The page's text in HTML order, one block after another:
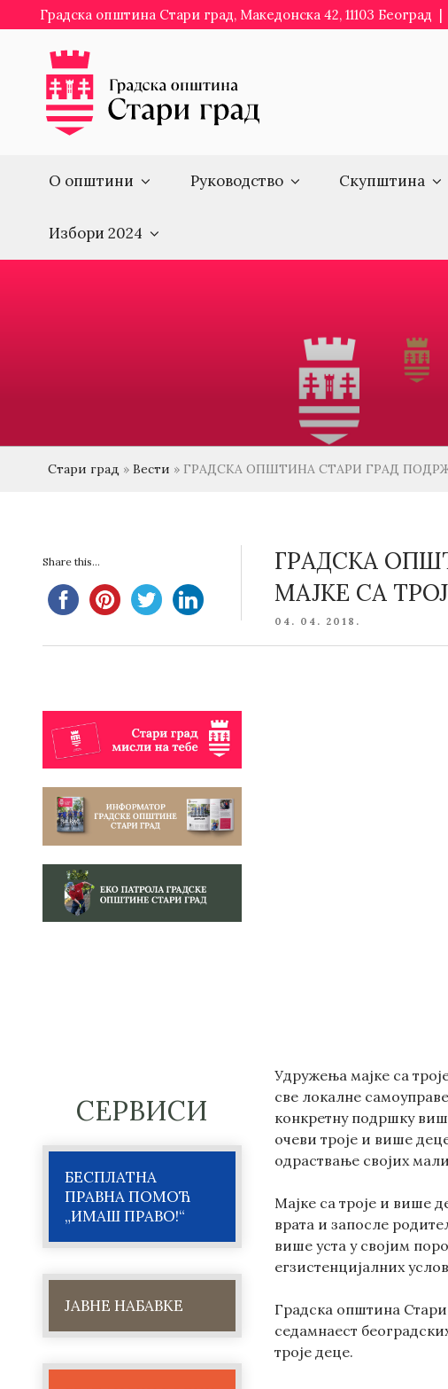
to
content
Градска општина Стари град, Македонска 42, 11103
О општини Руководство Скупштина
Избори 2024
Стари град » Вести » ГРАДСКА ОПШТИНА СТАРИ ГРАД
Share this...
ГРАДСКА
МАЈКЕ СА
POSTED
04. 04. 2018.
СЕРВИСИ
БЕСПЛАТНА
ПРАВНА ПОМОЋ
„ИМАШ ПРАВО!“
ЈАВНЕ НАБАВКЕ
Удружења мајке са
све локалне
конкретну подршку
очеви троје и више
одраствање својих
Мајке са троје и више
врата и запосле
више уста у својим
егзистенцијалних
Градска општина
седамнаест
троје деце.